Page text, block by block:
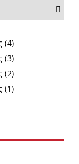
(4)
(3)
(2)
(1)